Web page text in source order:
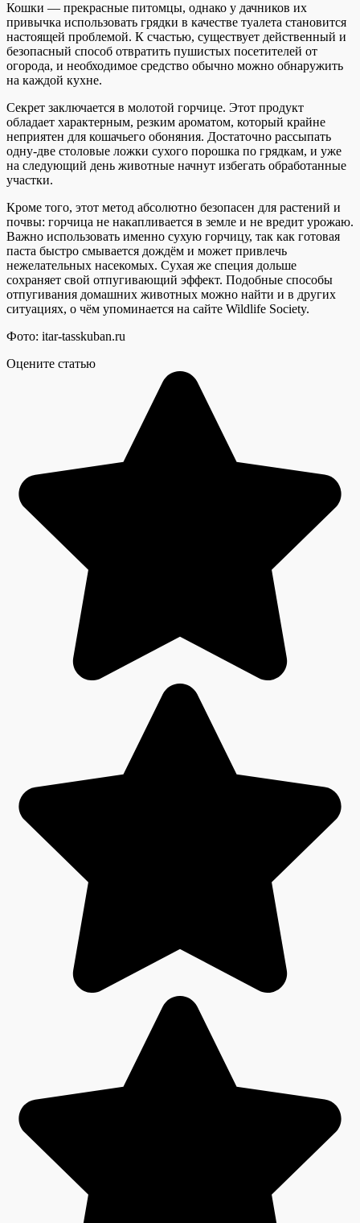
Кошки — прекрасные питомцы, однако у дачников их
привычка использовать грядки в качестве туалета становится
настоящей проблемой. К счастью, существует действенный и
безопасный способ отвратить пушистых посетителей от
огорода, и необходимое средство обычно можно обнаружить
на каждой кухне.
Секрет заключается в молотой горчице. Этот продукт
обладает характерным, резким ароматом, который крайне
неприятен для кошачьего обоняния. Достаточно рассыпать
одну-две столовые ложки сухого порошка по грядкам, и уже
на следующий день животные начнут избегать обработанные
участки.
Кроме того, этот метод абсолютно безопасен для растений и
почвы: горчица не накапливается в земле и не вредит урожаю.
Важно использовать именно сухую горчицу, так как готовая
паста быстро смывается дождём и может привлечь
нежелательных насекомых. Сухая же специя дольше
сохраняет свой отпугивающий эффект. Подобные способы
отпугивания домашних животных можно найти и в других
ситуациях, о чём упоминается на сайте Wildlife Society.
Фото: itar-tasskuban.ru
Оцените статью